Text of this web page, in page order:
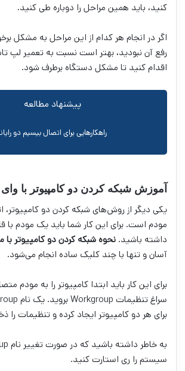
کنید، باید همین مراحل را دوباره طی کنید.
اگر در انجام هر کدام از این مراحل به مشکل
رفع آن نبودید، بهتر است نسبت به تعمیر لپ
اقدام کنید تا مشکل دستگاه برطرف شود.
پیشنهاد مطالعه
راهکارهایی برای اتصال بیسیم دو
آموزش شبكه كردن دو كامپيوتر با
یکی دیگر از روش‌های شبکه کردن دو کامپیوتر،
مودم است. برای این کار شما باید یک مودم با
داشته باشید. نحوه شبكه كردن دو كامپيوتر با
آسان و تنها با چند کلیک ساده انجام می‌شود.
برای این کار باید ابتدا کامپیوتر را به مودم
برای هر دو کامپیوتر ایجاد کرده و تنظیمات را
سیستم را ری استارت کنید.